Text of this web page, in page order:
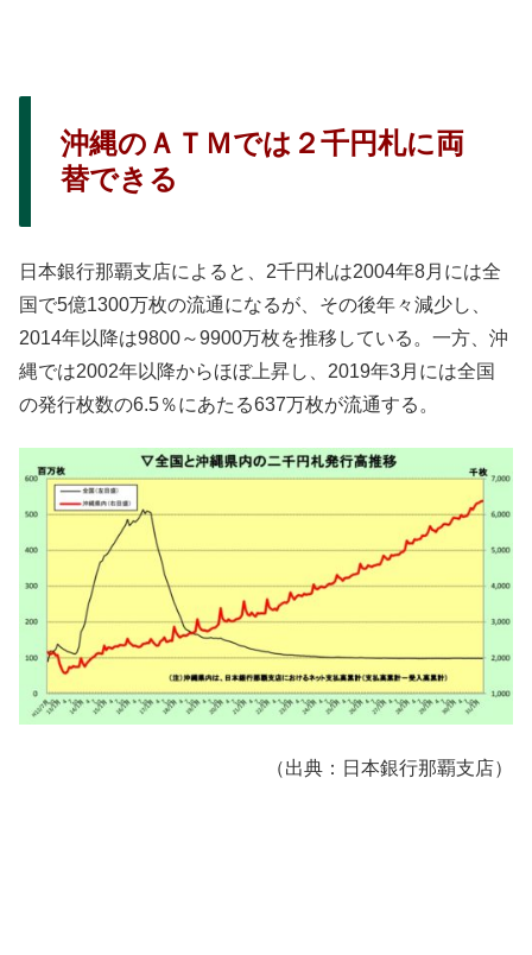
沖縄のＡＴＭでは２千円札に両
替できる
日本銀行那覇支店によると、2千円札は2004年8月には全
国で5億1300万枚の流通になるが、その後年々減少し、
2014年以降は9800～9900万枚を推移している。一方、沖
縄では2002年以降からほぼ上昇し、2019年3月には全国
の発行枚数の6.5％にあたる637万枚が流通する。
（出典：日本銀行那覇支店）